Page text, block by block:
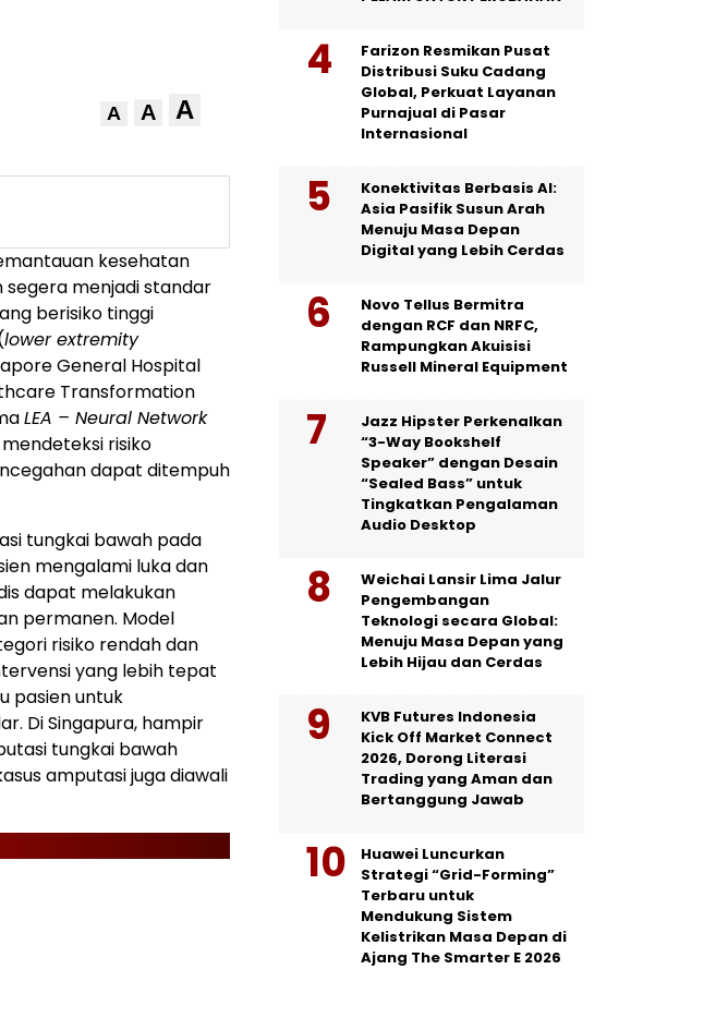
A A A
kesehatan
segera menjadi standar
berisiko tinggi
lower extremity
General Hospital
Transformation
LEA – Neural Network
risiko
dapat ditempuh
tungkai bawah pada
mengalami luka dan
dapat melakukan
permanen. Model
risiko rendah dan
yang lebih tepat
pasien untuk
Di Singapura, hampir
tungkai bawah
amputasi juga diawali
Farizon Resmikan Pusat
Distribusi Suku Cadang
Global, Perkuat Layanan
Purnajual di Pasar
Internasional
Konektivitas Berbasis AI:
Asia Pasifik Susun Arah
Menuju Masa Depan
Digital yang Lebih Cerdas
Novo Tellus Bermitra
dengan RCF dan NRFC,
Rampungkan Akuisisi
Russell Mineral Equipment
Jazz Hipster Perkenalkan
“3-Way Bookshelf
Speaker” dengan Desain
“Sealed Bass” untuk
Tingkatkan Pengalaman
Audio Desktop
Weichai Lansir Lima Jalur
Pengembangan
Teknologi secara Global:
Menuju Masa Depan yang
Lebih Hijau dan Cerdas
KVB Futures Indonesia
Kick Off Market Connect
2026, Dorong Literasi
Trading yang Aman dan
Bertanggung Jawab
Huawei Luncurkan
Strategi “Grid-Forming”
Terbaru untuk
Mendukung Sistem
Kelistrikan Masa Depan di
Ajang The Smarter E 2026